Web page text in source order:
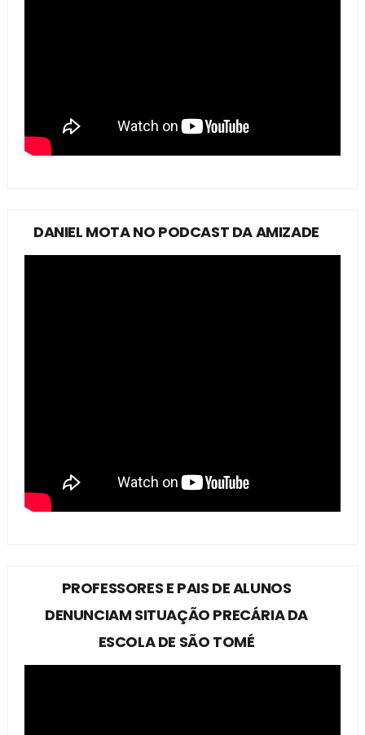
DANIEL MOTA NO PODCAST DA AMIZADE
PROFESSORES E PAIS DE ALUNOS
DENUNCIAM SITUAÇÃO PRECÁRIA DA
ESCOLA DE SÃO TOMÉ